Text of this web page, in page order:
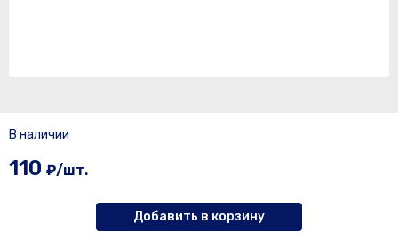
В наличии
110 ₽/шт.
Добавить в корзину